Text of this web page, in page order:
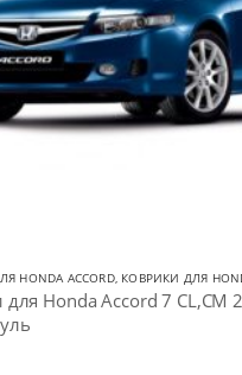
HONDA ACCORD, КОВРИКИ ДЛЯ
Honda Accord 7 CL,CM